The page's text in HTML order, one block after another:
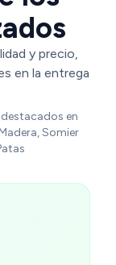
y precio,
en la entrega
en
Somier